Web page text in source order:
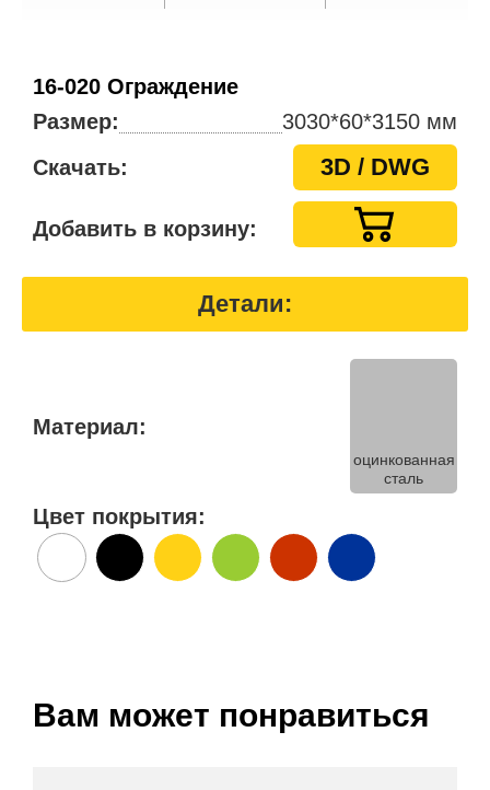
16-020 Ограждение
Размер:
3030*60*3150 мм
Скачать:
3D / DWG
Добавить в корзину:
Детали:
Материал:
оцинкованная
сталь
Цвет покрытия:
Вам может понравиться